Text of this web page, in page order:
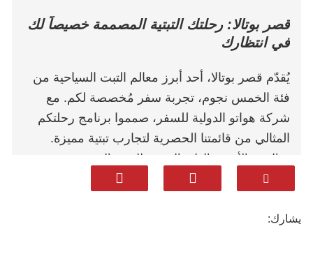
قصر بوتالا: رحلتك التبتية المصممة خصيصاً لك
في انتظارك
يُقدّم قصر بوتالا، أحد أبرز معالم التبت السياحية من
فئة الخمس نجوم، تجربة سفر مُخصصة لكم. مع
شركة هواتو الدولية للسفر، صمموا برنامج رحلتكم
المثالي من قائمتنا الحصرية لتجارب تبتية مميزة.
✓ القصر الأحمر - القلب الروحي للبوذية التبتية
✓ القصر الأبيض - المقر التاريخي للحكم التبتي
السنين
يشارك: